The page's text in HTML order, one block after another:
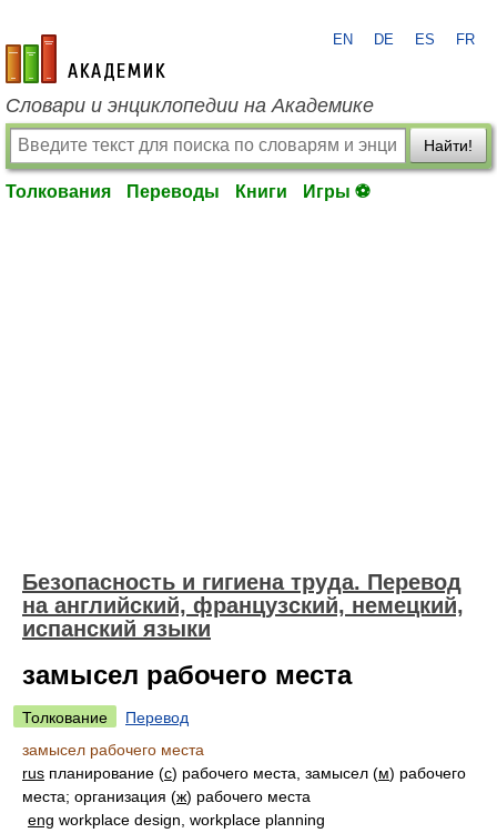
academic.ru
EN DE ES FR
Словари и энциклопедии на Академике
Найти!
Толкования Переводы Книги Игры ⚽
Безопасность и гигиена труда. Перевод
на английский, французский, немецкий,
испанский языки
замысел рабочего места
Толкование
Перевод
замысел рабочего места
rus планирование (с) рабочего места, замысел (м) рабочего
места; организация (ж) рабочего места
eng workplace design, workplace planning